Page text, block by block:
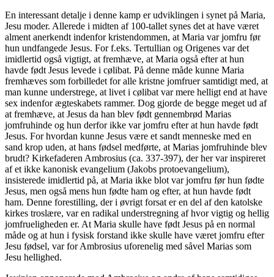
En interessant detalje i denne kamp er udviklingen i synet på Maria,
Jesu moder. Allerede i midten af 100-tallet synes det at have været
alment anerkendt indenfor kristendommen, at Maria var jomfru før
hun undfangede Jesus. For f.eks. Tertullian og Origenes var det
imidlertid også vigtigt, at fremhæve, at Maria også efter at hun
havde født Jesus levede i cølibat. På denne måde kunne Maria
fremhæves som forbilledet for alle kristne jomfruer samtidigt med, at
man kunne understrege, at livet i cølibat var mere helligt end at have
sex indenfor ægteskabets rammer. Dog gjorde de begge meget ud af
at fremhæve, at Jesus da han blev født gennembrød Marias
jomfruhinde og hun derfor ikke var jomfru efter at hun havde født
Jesus. For hvordan kunne Jesus være et sandt menneske med en
sand krop uden, at hans fødsel medførte, at Marias jomfruhinde blev
brudt? Kirkefaderen Ambrosius (ca. 337-397), der her var inspireret
af et ikke kanonisk evangelium (Jakobs protoevangelium),
insisterede imidlertid på, at Maria ikke blot var jomfru før hun fødte
Jesus, men også mens hun fødte ham og efter, at hun havde født
ham. Denne forestilling, der i øvrigt forsat er en del af den katolske
kirkes troslære, var en radikal understregning af hvor vigtig og hellig
jomfrueligheden er. At Maria skulle have født Jesus på en normal
måde og at hun i fysisk forstand ikke skulle have været jomfru efter
Jesu fødsel, var for Ambrosius uforenelig med såvel Marias som
Jesu hellighed.